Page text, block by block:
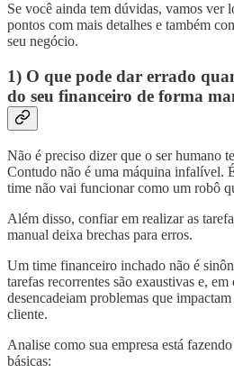
Se você ainda tem dúvidas, vamos ver
pontos com mais detalhes e também
seu negócio.
1) O que pode dar errado
do seu financeiro de forma
Não é preciso dizer que o ser humano
Contudo não é uma máquina infalível.
time não vai funcionar como um robô
Além disso, confiar em realizar as
manual deixa brechas para erros.
Um time financeiro inchado não é
tarefas recorrentes são exaustivas e, em
desencadeiam problemas que
cliente.
Analise como sua empresa está
básicas: